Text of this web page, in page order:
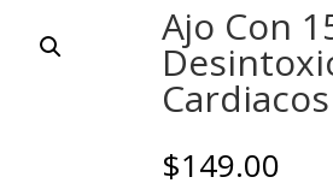
Ajo Con
Cardiacos
$149.00